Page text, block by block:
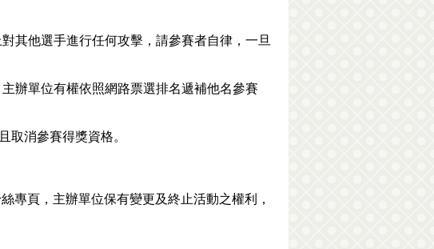
其他選手進行任何攻擊，請參賽者自律，一旦
辦單位有權依照網路票選排名遞補他名參賽
取消參賽得獎資格。
專頁，主辦單位保有變更及終止活動之權利，